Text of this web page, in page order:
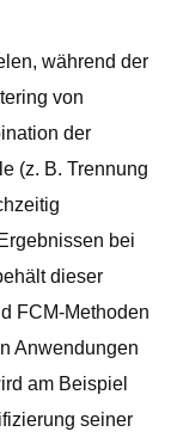
während der
von
der
(z. B. Trennung
bei
dieser
FCM-Methoden
Anwendungen
am Beispiel
seiner